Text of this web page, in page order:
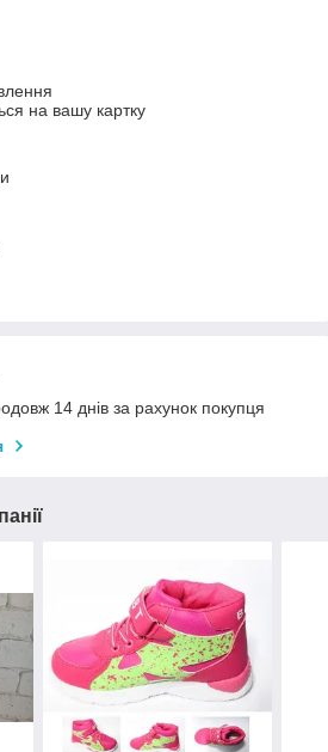
на вашу картку
14 днів за рахунок покупця